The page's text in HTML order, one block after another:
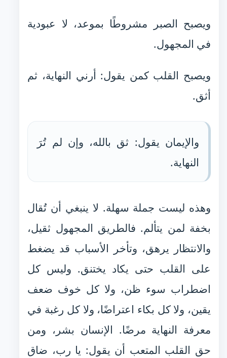
ويصبح الصبر مشروطًا بموعد، لا عبودية
في المجهول.
ويصبح القلب كمن يقول: أرني النهاية، ثم
أثق.
والإيمان يقول: ثق بالله، وإن لم تُرَ
النهاية.
وهذه ليست جملة سهلة. لا ينبغي أن تُقال
بخفة لمن يتألم. فالطريق المجهول ثقيل،
والانتظار يرهق، وتأخر الأسباب قد يضغط
على القلب حتى يكاد يختنق. وليس كل
اضطراب سوء ظن، ولا كل خوف ضعف
يقين، ولا كل بكاء اعتراضًا، ولا كل رغبة في
معرفة النهاية مرضًا. الإنسان بشر، ومن
حق القلب المتعب أن يقول: يا رب، ضاق